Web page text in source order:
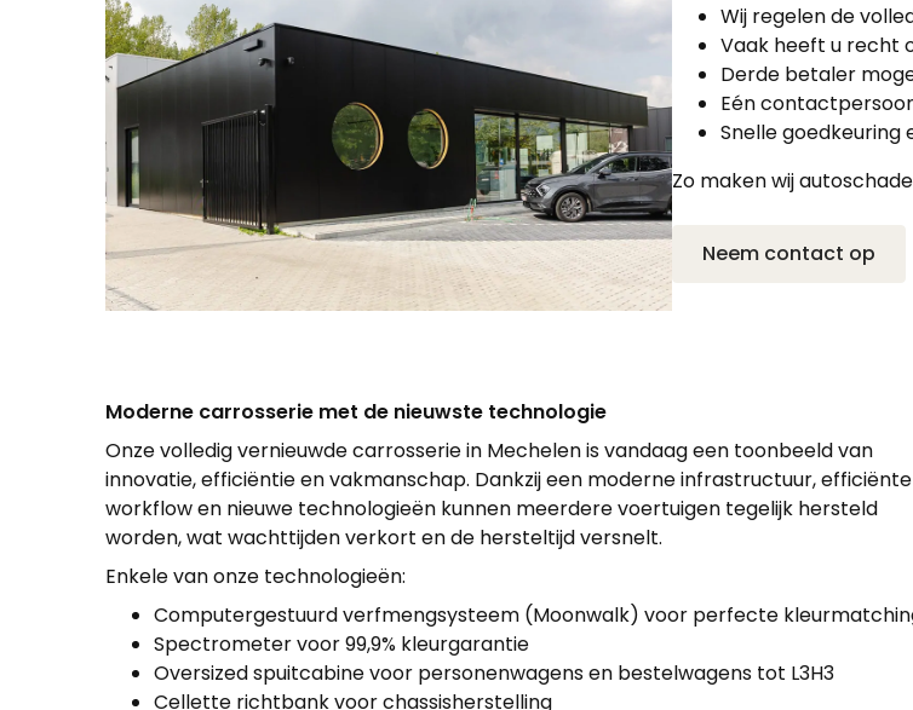
Wij regelen de
Vaak heeft u recht
Derde betaler
Eén
Snelle goedkeuring
Zo maken wij
Neem contact op
Moderne carrosserie met de nieuwste technologie
Onze volledig vernieuwde carrosserie in Mechelen is vandaag een toonbeeld van
innovatie, efficiëntie en vakmanschap. Dankzij een moderne infrastructuur, efficiënte
workflow en nieuwe technologieën kunnen meerdere voertuigen tegelijk hersteld
worden, wat wachttijden verkort en de hersteltijd versnelt.
Enkele van onze technologieën:
Computergestuurd verfmengsysteem (Moonwalk) voor perfecte
Spectrometer voor 99,9% kleurgarantie
Oversized spuitcabine voor personenwagens en bestelwagens tot L3H3
Cellette richtbank voor chassisherstelling